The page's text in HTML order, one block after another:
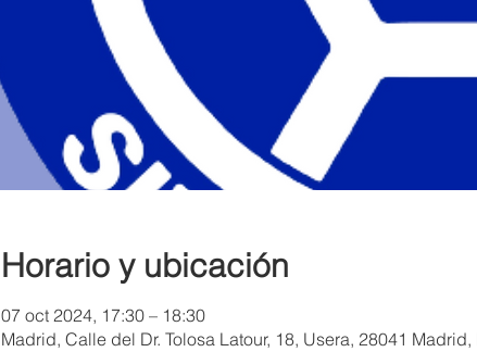
Horario y ubicación
07 oct 2024, 17:30 – 18:30
Madrid, Calle del Dr. Tolosa Latour, 18, Usera, 28041 Madrid,